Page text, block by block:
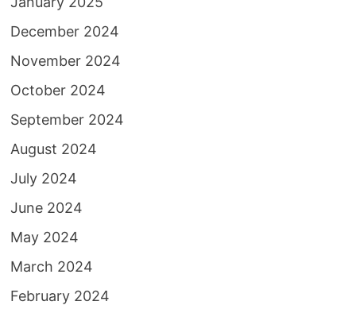
December 2024
November 2024
October 2024
September 2024
August 2024
July 2024
June 2024
May 2024
March 2024
February 2024